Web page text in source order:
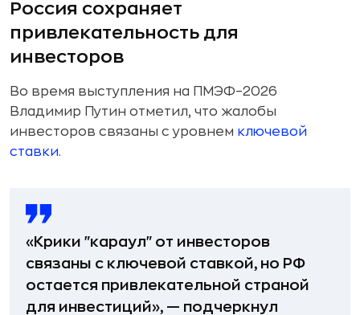
Россия сохраняет
привлекательность для
инвесторов
Во время выступления на ПМЭФ–2026
Владимир Путин отметил, что жалобы
инвесторов связаны с уровнем ключевой
ставки.
«Крики "караул" от инвесторов
связаны с ключевой ставкой, но РФ
остается привлекательной страной
для инвестиций», — подчеркнул